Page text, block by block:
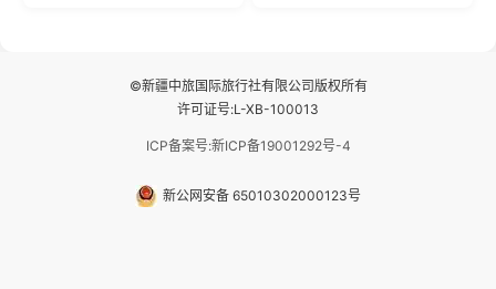
©新疆中旅国际旅行社有限公司版权所有
许可证号:L-XB-100013
ICP备案号:新ICP备19001292号-4
新公网安备 65010302000123号